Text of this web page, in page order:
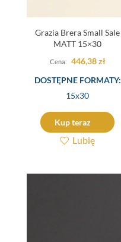
Grazia Brera Small Sale
MATT 15×30
446,38zł
DOSTĘPNE FORMATY:
15x30
Kup teraz
Lubię